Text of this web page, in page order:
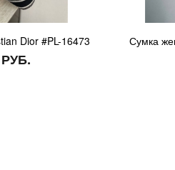
Dior #PL-16473 Сумка